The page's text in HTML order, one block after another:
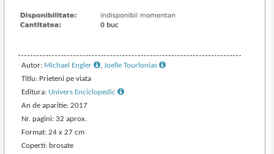
Autor: Michael Engler
Joelle Tourlonias
Titlu: Prieteni pe viata
Editura: Univers Enciclopedic
An de aparitie: 2017
Nr. pagini: 32 aprox.
Format: 24 x 27 cm
Coperti: brosate